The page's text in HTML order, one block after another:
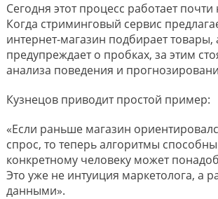
Сегодня этот процесс работает
Когда стриминговый сервис
интернет-магазин подбирает товары,
предупреждает о пробках, за этим
анализа поведения и
Кузнецов приводит простой пример:
«Если раньше магазин
спрос, то теперь алгоритмы
конкретному человеку может
Это уже не интуиция маркетолога, а
данными».